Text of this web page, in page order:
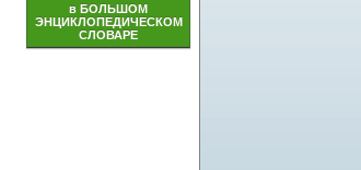
в БОЛЬШОМ
ЭНЦИКЛОПЕДИЧЕСКОМ
СЛОВАРЕ